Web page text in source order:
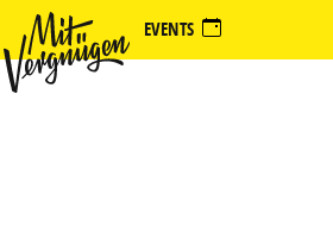
EVENTS